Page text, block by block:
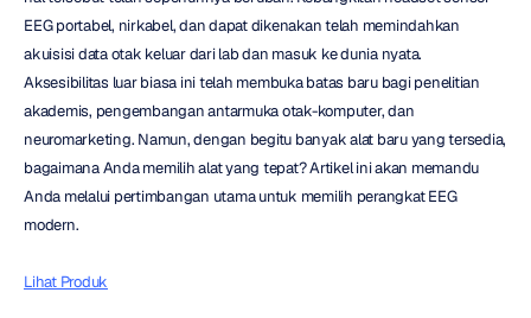
EEG portabel, nirkabel, dan dapat dikenakan telah memindahkan
akuisisi data otak keluar dari lab dan masuk ke dunia nyata.
Aksesibilitas luar biasa ini telah membuka batas baru bagi penelitian
akademis, pengembangan antarmuka otak-komputer, dan
neuromarketing. Namun, dengan begitu banyak alat baru yang tersedia,
bagaimana Anda memilih alat yang tepat? Artikel ini akan memandu
Anda melalui pertimbangan utama untuk memilih perangkat EEG
modern.
Lihat Produk